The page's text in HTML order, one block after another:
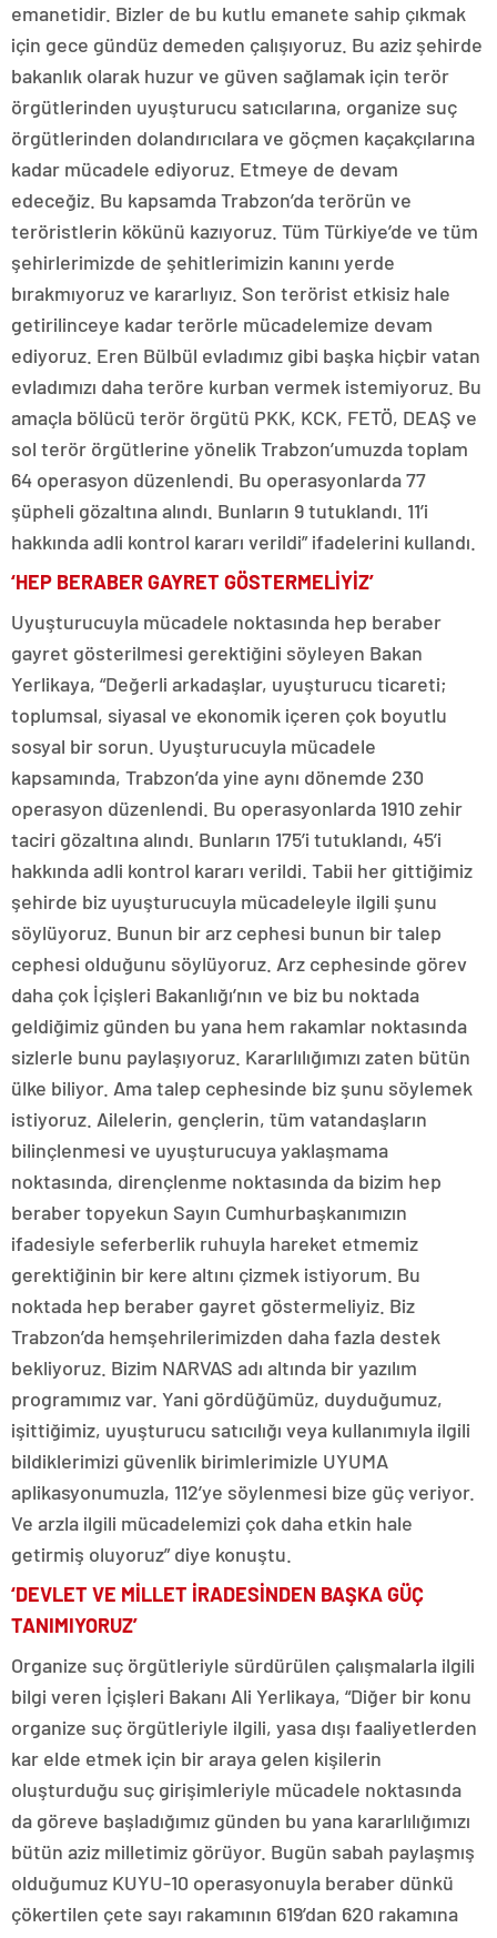
emanetidir. Bizler de bu kutlu emanete sahip çıkmak
için gece gündüz demeden çalışıyoruz. Bu aziz şehirde
bakanlık olarak huzur ve güven sağlamak için terör
örgütlerinden uyuşturucu satıcılarına, organize suç
örgütlerinden dolandırıcılara ve göçmen kaçakçılarına
kadar mücadele ediyoruz. Etmeye de devam
edeceğiz. Bu kapsamda Trabzon’da terörün ve
teröristlerin kökünü kazıyoruz. Tüm Türkiye’de ve tüm
şehirlerimizde de şehitlerimizin kanını yerde
bırakmıyoruz ve kararlıyız. Son terörist etkisiz hale
getirilinceye kadar terörle mücadelemize devam
ediyoruz. Eren Bülbül evladımız gibi başka hiçbir vatan
evladımızı daha teröre kurban vermek istemiyoruz. Bu
amaçla bölücü terör örgütü PKK, KCK, FETÖ, DEAŞ ve
sol terör örgütlerine yönelik Trabzon’umuzda toplam
64 operasyon düzenlendi. Bu operasyonlarda 77
şüpheli gözaltına alındı. Bunların 9 tutuklandı. 11’i
hakkında adli kontrol kararı verildi” ifadelerini kullandı.
‘HEP BERABER GAYRET GÖSTERMELİYİZ’
Uyuşturucuyla mücadele noktasında hep beraber
gayret gösterilmesi gerektiğini söyleyen Bakan
Yerlikaya, “Değerli arkadaşlar, uyuşturucu ticareti;
toplumsal, siyasal ve ekonomik içeren çok boyutlu
sosyal bir sorun. Uyuşturucuyla mücadele
kapsamında, Trabzon’da yine aynı dönemde 230
operasyon düzenlendi. Bu operasyonlarda 1910 zehir
taciri gözaltına alındı. Bunların 175’i tutuklandı, 45’i
hakkında adli kontrol kararı verildi. Tabii her gittiğimiz
şehirde biz uyuşturucuyla mücadeleyle ilgili şunu
söylüyoruz. Bunun bir arz cephesi bunun bir talep
cephesi olduğunu söylüyoruz. Arz cephesinde görev
daha çok İçişleri Bakanlığı’nın ve biz bu noktada
geldiğimiz günden bu yana hem rakamlar noktasında
sizlerle bunu paylaşıyoruz. Kararlılığımızı zaten bütün
ülke biliyor. Ama talep cephesinde biz şunu söylemek
istiyoruz. Ailelerin, gençlerin, tüm vatandaşların
bilinçlenmesi ve uyuşturucuya yaklaşmama
noktasında, dirençlenme noktasında da bizim hep
beraber topyekun Sayın Cumhurbaşkanımızın
ifadesiyle seferberlik ruhuyla hareket etmemiz
gerektiğinin bir kere altını çizmek istiyorum. Bu
noktada hep beraber gayret göstermeliyiz. Biz
Trabzon’da hemşehrilerimizden daha fazla destek
bekliyoruz. Bizim NARVAS adı altında bir yazılım
programımız var. Yani gördüğümüz, duyduğumuz,
işittiğimiz, uyuşturucu satıcılığı veya kullanımıyla ilgili
bildiklerimizi güvenlik birimlerimizle UYUMA
aplikasyonumuzla, 112’ye söylenmesi bize güç veriyor.
Ve arzla ilgili mücadelemizi çok daha etkin hale
getirmiş oluyoruz” diye konuştu.
‘DEVLET VE MİLLET İRADESİNDEN BAŞKA GÜÇ
TANIMIYORUZ’
Organize suç örgütleriyle sürdürülen çalışmalarla ilgili
bilgi veren İçişleri Bakanı Ali Yerlikaya, “Diğer bir konu
organize suç örgütleriyle ilgili, yasa dışı faaliyetlerden
kar elde etmek için bir araya gelen kişilerin
oluşturduğu suç girişimleriyle mücadele noktasında
da göreve başladığımız günden bu yana kararlılığımızı
bütün aziz milletimiz görüyor. Bugün sabah paylaşmış
olduğumuz KUYU-10 operasyonuyla beraber dünkü
çökertilen çete sayı rakamının 619’dan 620 rakamına